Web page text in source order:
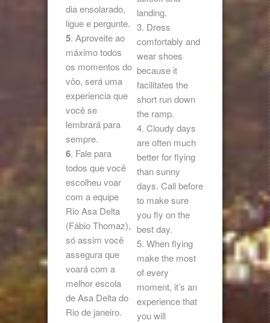
dia ensolarado,
ligue e pergunte.
5. Aproveite ao
máximo todos
os momentos do
vôo, será uma
experiencia que
você se
lembrará para
sempre.
6. Fale para
todos que você
escolheu voar
com a equipe
Rio Asa Delta
(Fábio Thomaz),
só assim você
assegura que
voará com a
melhor escola
de Asa Delta do
Rio de janeiro.
landing.
3. Dress
comfortably and
wear shoes
because it
facilitates the
short run down
the ramp.
4. Cloudy days
are often much
better for flying
than sunny
days. Call before
to make sure
you fly on the
best day.
5. When flying
make the most
of every
moment, it’s an
experience that
you will